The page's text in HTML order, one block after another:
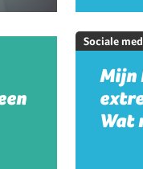
Sociale
Mijn
Wat